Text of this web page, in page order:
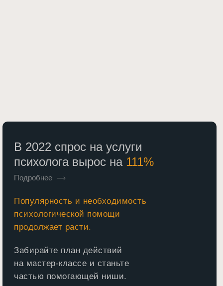
Популярность и необходимость
психологической помощи
продолжает расти.
Забирайте план действий
на мастер-классе и станьте
частью помогающей ниши.
В 2022 спрос на услуги
психолога вырос на 111%
Подробнее